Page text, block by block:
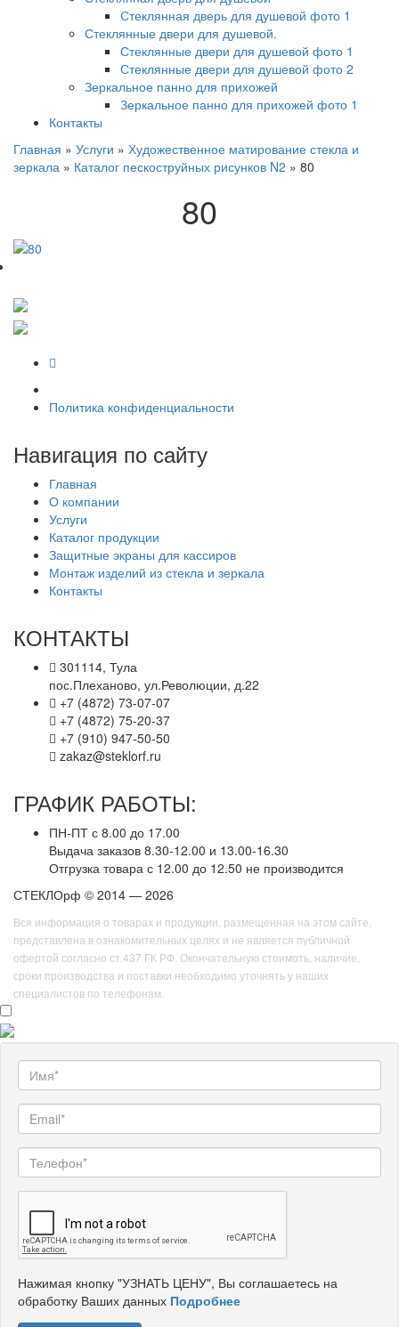
Стеклянная дверь для душевой фото 1
Стеклянные двери для душевой.
Стеклянные двери для душевой фото 1
Стеклянные двери для душевой фото 2
Зеркальное панно для прихожей
Зеркальное панно для прихожей фото 1
Контакты
Главная » Услуги » Художественное матирование стекла и
зеркала » Каталог пескоструйных рисунков N2 » 80
80
Политика конфиденциальности
Навигация по сайту
Главная
О компании
Услуги
Каталог продукции
Защитные экраны для кассиров
Монтаж изделий из стекла и зеркала
Контакты
КОНТАКТЫ
301114, Тула
пос.Плеханово, ул.Революции, д.22
+7 (4872) 73-07-07
+7 (4872) 75-20-37
+7 (910) 947-50-50
zakaz@steklorf.ru
ГРАФИК РАБОТЫ:
ПН-ПТ с 8.00 до 17.00
Выдача заказов 8.30-12.00 и 13.00-16.30
Отгрузка товара с 12.00 до 12.50 не производится
СТЕКЛОрф © 2014 — 2026
Вся информация о товарах и продукции, размещенная на этом сайте,
представлена в ознакомительных целях и не является публичной
офертой согласно ст.437 ГК РФ. Окончательную стоимоть, наличие,
сроки производства и поставки необходимо уточнять у наших
специалистов по телефонам.
Нажимая кнопку "УЗНАТЬ ЦЕНУ", Вы соглашаетесь на
обработку Ваших данных Подробнее